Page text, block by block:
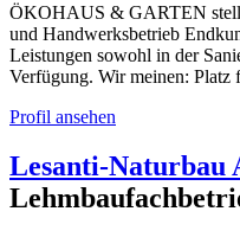
ÖKOHAUS & GARTEN
und Handwerksbetrieb
Leistungen sowohl in der
Verfügung. Wir meinen: Platz
Profil ansehen
Lesanti-Naturbau